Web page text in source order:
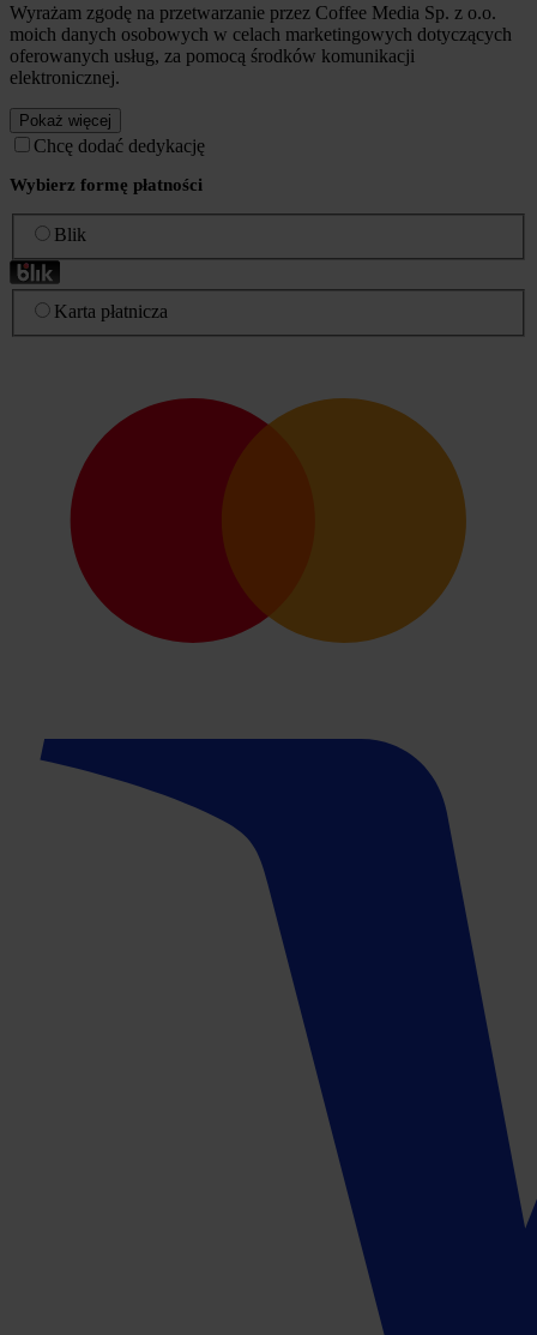
Wyrażam zgodę na przetwarzanie przez Coffee Media Sp. z o.o.
moich danych osobowych w celach marketingowych dotyczących
oferowanych usług, za pomocą środków komunikacji
elektronicznej.
Pokaż więcej
Chcę dodać dedykację
Wybierz formę płatności
Blik
Karta płatnicza